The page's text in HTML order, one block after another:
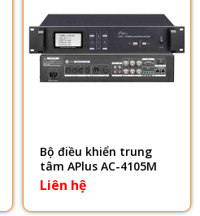
Bộ điều khiển trung
tâm APlus AC-4105M
Liên hệ